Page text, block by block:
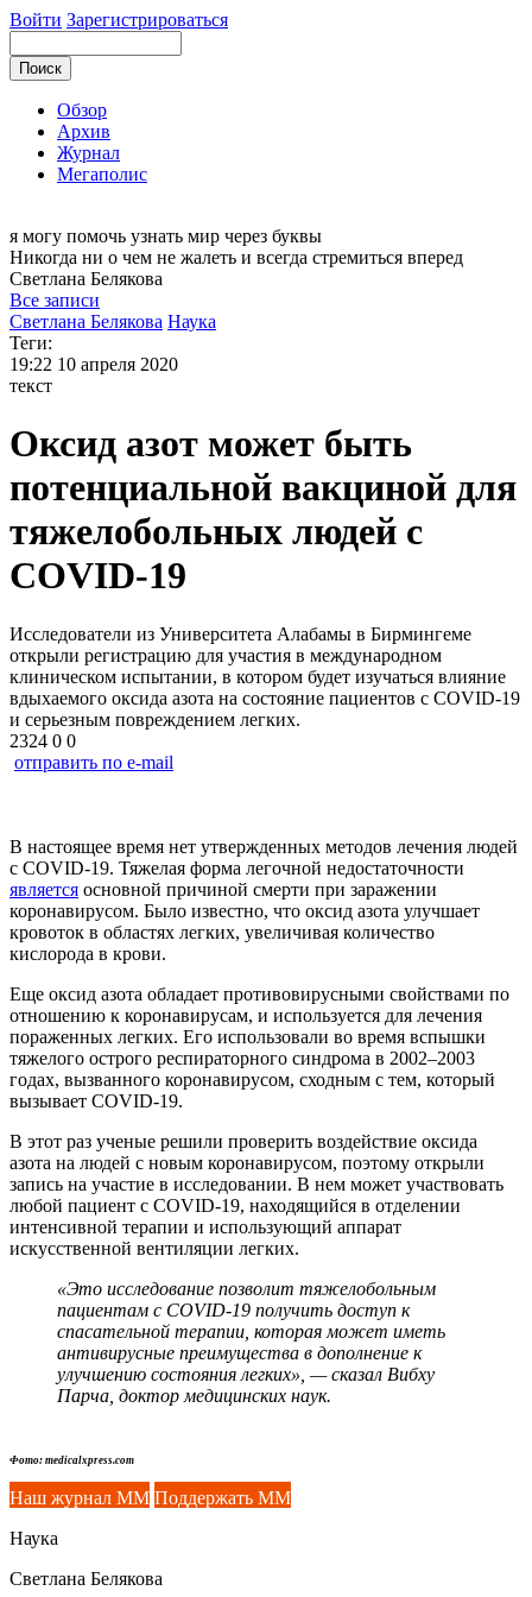
Войти Зарегистрироваться
Обзор
Архив
Журнал
Мегаполис
я могу помочь узнать мир через буквы
Никогда ни о чем не жалеть и всегда стремиться вперед
Светлана Белякова
Все записи
Светлана Белякова Наука
Теги:
19:22 10 апреля 2020
текст
Оксид азот может быть
потенциальной вакциной для
тяжелобольных людей с
COVID-19
Исследователи из Университета Алабамы в Бирмингеме
открыли регистрацию для участия в международном
клиническом испытании, в котором будет изучаться влияние
вдыхаемого оксида азота на состояние пациентов с COVID-19
и серьезным повреждением легких.
2324 0 0
отправить по e-mail
В настоящее время нет утвержденных методов лечения людей
с COVID-19. Тяжелая форма легочной недостаточности
является основной причиной смерти при заражении
коронавирусом. Было известно, что оксид азота улучшает
кровоток в областях легких, увеличивая количество
кислорода в крови.
Еще оксид азота обладает противовирусными свойствами по
отношению к коронавирусам, и используется для лечения
пораженных легких. Его использовали во время вспышки
тяжелого острого респираторного синдрома в 2002–2003
годах, вызванного коронавирусом, сходным с тем, который
вызывает COVID-19.
В этот раз ученые решили проверить воздействие оксида
азота на людей с новым коронавирусом, поэтому открыли
запись на участие в исследовании. В нем может участвовать
любой пациент с COVID-19, находящийся в отделении
интенсивной терапии и использующий аппарат
искусственной вентиляции легких.
«Это исследование позволит тяжелобольным
пациентам с COVID-19 получить доступ к
спасательной терапии, которая может иметь
антивирусные преимущества в дополнение к
улучшению состояния легких», — сказал Вибху
Парча, доктор медицинских наук.
Фото: medicalxpress.com
Наш журнал ММ Поддержать ММ
Наука
Светлана Белякова